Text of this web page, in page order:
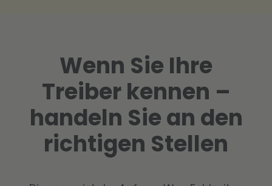
Wenn Sie Ihre
Treiber kennen –
handeln Sie an den
richtigen Stellen